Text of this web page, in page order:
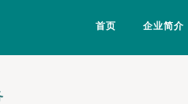
首页 企业简介